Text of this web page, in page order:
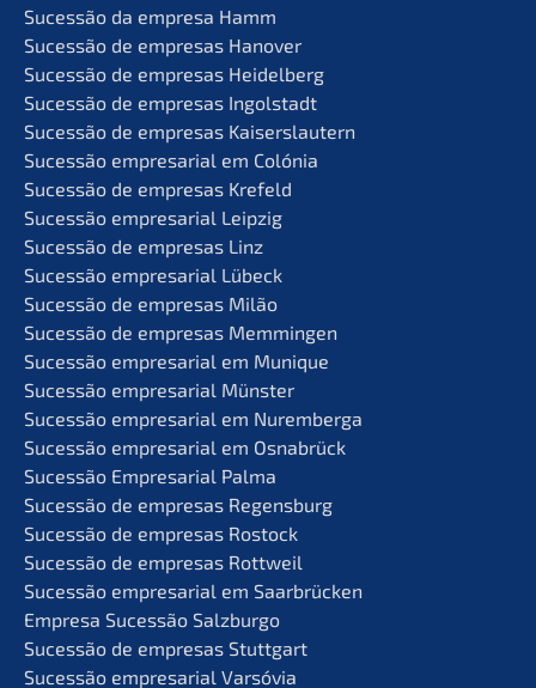
Suces­são da empre­sa Hamm
Suces­são de empre­sas Hanover
Suces­são de empre­sas Heidelberg
Suces­são de empre­sas Ingolstadt
Suces­são de empre­sas Kaiserslautern
Suces­são empre­sa­ri­al em Colónia
Suces­são de empre­sas Krefeld
Suces­são empre­sa­ri­al Leipzig
Suces­são de empre­sas Linz
Suces­são empre­sa­ri­al Lübeck
Suces­são de empre­sas Milão
Suces­são de empre­sas Memmingen
Suces­são empre­sa­ri­al em Munique
Suces­são empre­sa­ri­al Münster
Suces­são empre­sa­ri­al em Nuremberga
Suces­são empre­sa­ri­al em Osnabrück
Suces­são Empre­sa­ri­al Palma
Suces­são de empre­sas Regensburg
Suces­são de empre­sas Rostock
Suces­são de empre­sas Rottweil
Suces­são empre­sa­ri­al em Saarbrücken
Empre­sa Suces­são Salzburgo
Suces­são de empre­sas Stuttgart
Suces­são empre­sa­ri­al Varsóvia